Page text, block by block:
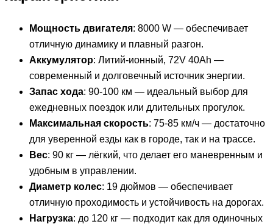
Мощность двигателя: 8000 W — обеспечивает
отличную динамику и плавный разгон.
Аккумулятор: Литий-ионный, 72V 40Ah —
современный и долговечный источник энергии.
Запас хода: 90-100 км — идеальный выбор для
ежедневных поездок или длительных прогулок.
Максимальная скорость: 75-85 км/ч — достаточно
для уверенной езды как в городе, так и на трассе.
Вес: 90 кг — лёгкий, что делает его маневренным и
удобным в управлении.
Диаметр колес: 19 дюймов — обеспечивает
отличную проходимость и устойчивость на дорогах.
Нагрузка: до 120 кг — подходит как для одиночных